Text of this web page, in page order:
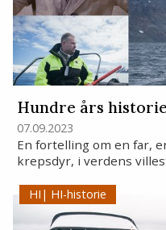
Hundre års
07.09.2023
En fortelling om en far,
krepsdyr, i verdens
HI-historie